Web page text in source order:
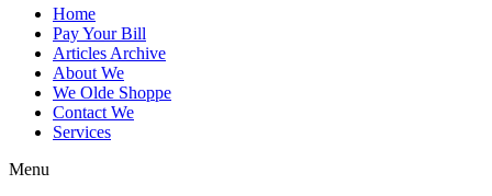
Home
Pay Your Bill
Articles Archive
About We
We Olde Shoppe
Contact We
Services
Menu